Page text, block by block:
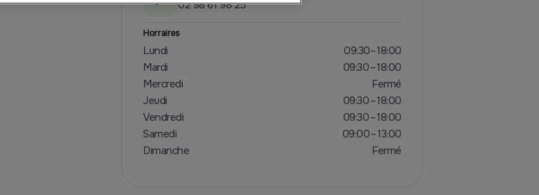
02 98 61 98 25
Horraires
Lundi
09:30– 18:00
Mardi
09:30 – 18:00
Mercredi
Fermé
Jeudi
09:30 – 18:00
Vendredi
09:30 – 18:00
Samedi
09:00 – 13:00
Dimanche
Fermé